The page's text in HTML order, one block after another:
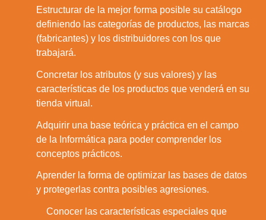
Estructurar de la mejor forma posible su catálogo
definiendo las categorías de productos, las marcas
(fabricantes) y los distribuidores con los que
trabajará.
Concretar los atributos (y sus valores) y las
características de los productos que venderá en su
tienda virtual.
Adquirir una base teórica y práctica en el campo
de la Informática para poder comprender los
conceptos prácticos.
Aprender la forma de optimizar las bases de datos
y protegerlas contra posibles agresiones.
Conocer las características especiales que